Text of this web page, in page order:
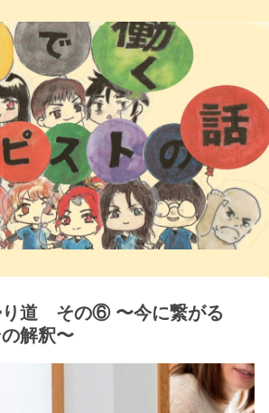
り道 その⑥ 〜今に繋がる
解釈〜